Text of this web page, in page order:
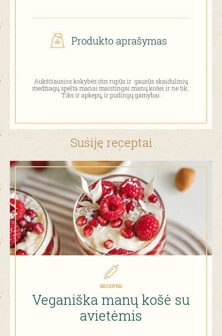
Produkto aprašymas
Aukščiausios kokybės itin rupūs ir gausūs skaidulinių
medžiagų spelta manai maistingai manų košei ir ne tik.
Tiks ir apkepų, ir pudingų gamybai.
Susiję receptai
RECEPTAI
Veganiška manų košė su
avietėmis